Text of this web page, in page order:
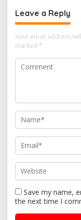
Leave a Reply
Your email address
marked *
Save my name,
the next time I